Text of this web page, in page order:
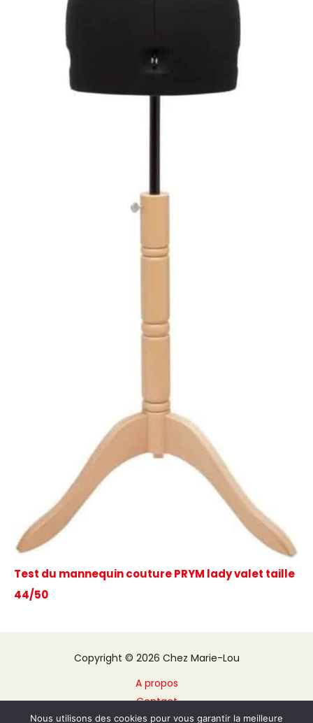
Test du mannequin couture PRYM lady valet taille
44/50
Copyright © 2026 Chez Marie-Lou
A propos
Contact
Plan du site
Nous utilisons des cookies pour vous garantir la meilleure